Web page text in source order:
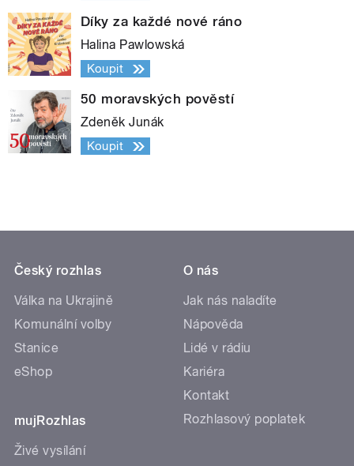
Díky za každé nové ráno
Halina Pawlowská
Koupit
50 moravských pověstí
Zdeněk Junák
Koupit
Český rozhlas
Válka na Ukrajině
Komunální volby
Stanice
eShop
mujRozhlas
Živé vysílání
O nás
Jak nás naladíte
Nápověda
Lidé v rádiu
Kariéra
Kontakt
Rozhlasový poplatek